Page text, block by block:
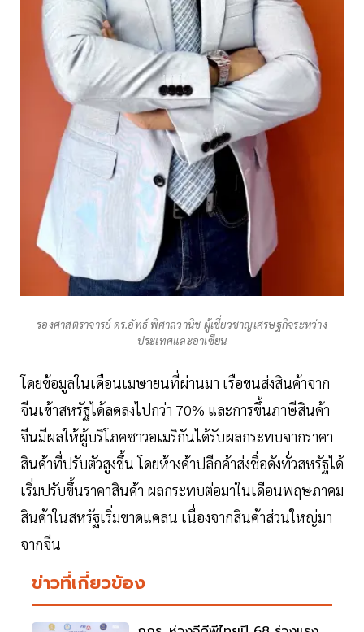
รองศาสตราจารย์ ดร.อัทธ์ พิศาลวานิช ผู้เชี่ยวชาญเศรษฐกิจระหว่าง
ประเทศและอาเซียน
โดยข้อมูลในเดือนเมษายนที่ผ่านมา เรือขนส่งสินค้าจาก
จีนเข้าสหรัฐได้ลดลงไปกว่า 70% และการขึ้นภาษีสินค้า
จีนมีผลให้ผู้บริโภคชาวอเมริกันได้รับผลกระทบจากราคา
สินค้าที่ปรับตัวสูงขึ้น โดยห้างค้าปลีกค้าส่งชื่อดังทั่วสหรัฐได้
เริ่มปรับขึ้นราคาสินค้า ผลกระทบต่อมาในเดือนพฤษภาคม
สินค้าในสหรัฐเริ่มขาดแคลน เนื่องจากสินค้าส่วนใหญ่มา
จากจีน
ข่าวที่เกี่ยวข้อง